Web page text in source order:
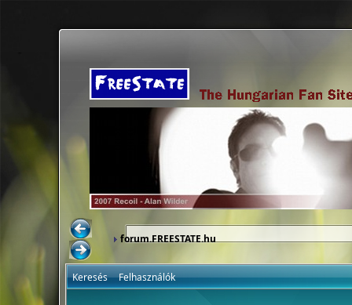
forum.FREESTATE.hu
Keresés Felhasználók